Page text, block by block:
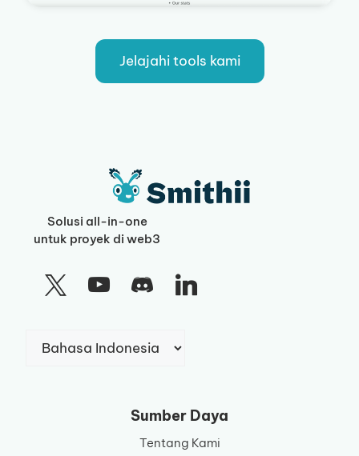
Jelajahi tools kami
Solusi all-in-one
untuk proyek di web3
sebuah
Sumber Daya
Tentang Kami